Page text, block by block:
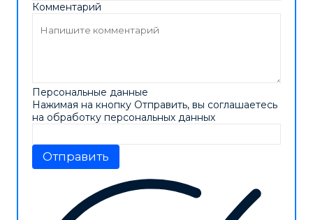
Комментарий
Персональные данные
Нажимая на кнопку Отправить, вы соглашаетесь
на обработку персональных данных
Отправить